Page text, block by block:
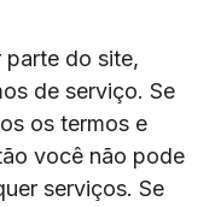
parte do site,
de serviço. Se
os termos e
você não pode
serviços. Se